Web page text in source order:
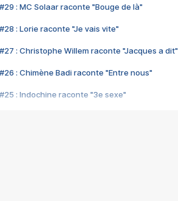
#29 : MC Solaar raconte "Bouge de là"
#28 : Lorie raconte "Je vais vite"
#27 : Christophe Willem raconte "Jacques a dit"
#26 : Chimène Badi raconte "Entre nous"
#25 : Indochine raconte "3e sexe"